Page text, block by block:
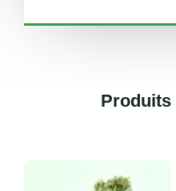
Produits
de